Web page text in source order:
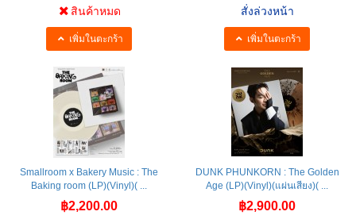
สินค้าหมด
เพิ่มในตะกร้า
สั่งล่วงหน้า
เพิ่มในตะกร้า
Smallroom x Bakery Music : The
Baking room (LP)(Vinyl)( ...
฿2,200.00
DUNK PHUNKORN : The Golden
Age (LP)(Vinyl)(แผ่นเสียง)( ...
฿2,900.00